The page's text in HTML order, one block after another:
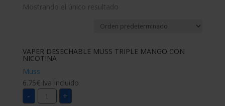
Mostrando el único resultado
VAPER DESECHABLE MUSS TRIPLE MANGO CON
NICOTINA
Muss
6.75€ Iva Incluido
- VAPER
DESECHABLE
+